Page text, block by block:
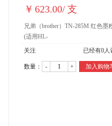
￥ 623.00/支
兄弟（brother）TN-285M 红色墨
(适用HL-
3150CDN/3170CDW/9020CDN/
关注 已经有0人
数量： - + 加入购物